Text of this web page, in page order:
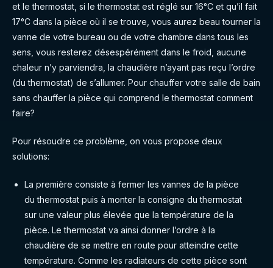
et le thermostat, si le thermostat est réglé sur 16°C et qu’il fait
17°C dans la pièce où il se trouve, vous aurez beau tourner la
vanne de votre bureau ou de votre chambre dans tous les
sens, vous resterez désespérément dans le froid, aucune
chaleur n’y parviendra, la chaudière n’ayant pas reçu l’ordre
(du thermostat) de s’allumer. Pour chauffer votre salle de bain
sans chauffer la pièce qui comprend le thermostat comment
faire?
Pour résoudre ce problème, on vous propose deux
solutions:
La première consiste à fermer les vannes de la pièce
du thermostat puis à monter la consigne du thermostat
sur une valeur plus élevée que la température de la
pièce. Le thermostat va ainsi donner l’ordre à la
chaudière de se mettre en route pour atteindre cette
température. Comme les radiateurs de cette pièce sont